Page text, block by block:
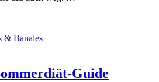
& Banales
Guide